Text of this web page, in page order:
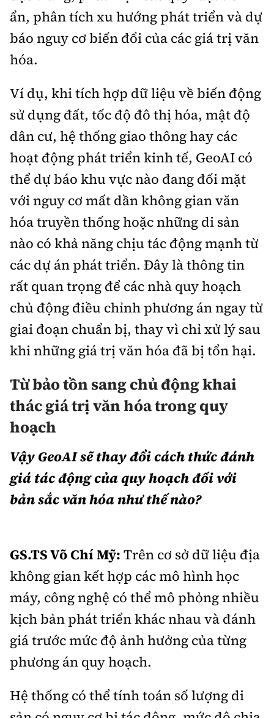
ẩn, phân tích xu hướng phát triển và dự
báo nguy cơ biến đổi của các giá trị văn
hóa.
Ví dụ, khi tích hợp dữ liệu về biến động
sử dụng đất, tốc độ đô thị hóa, mật độ
dân cư, hệ thống giao thông hay các
hoạt động phát triển kinh tế, GeoAI có
thể dự báo khu vực nào đang đối mặt
với nguy cơ mất dần không gian văn
hóa truyền thống hoặc những di sản
nào có khả năng chịu tác động mạnh từ
các dự án phát triển. Đây là thông tin
rất quan trọng để các nhà quy hoạch
chủ động điều chỉnh phương án ngay từ
giai đoạn chuẩn bị, thay vì chỉ xử lý sau
khi những giá trị văn hóa đã bị tổn hại.
Từ bảo tồn sang chủ động khai
thác giá trị văn hóa trong quy
hoạch
Vậy GeoAI sẽ thay đổi cách thức đánh
giá tác động của quy hoạch đối với
bản sắc văn hóa như thế nào?
GS.TS Võ Chí Mỹ: Trên cơ sở dữ liệu địa
không gian kết hợp các mô hình học
máy, công nghệ có thể mô phỏng nhiều
kịch bản phát triển khác nhau và đánh
giá trước mức độ ảnh hưởng của từng
phương án quy hoạch.
Hệ thống có thể tính toán số lượng di